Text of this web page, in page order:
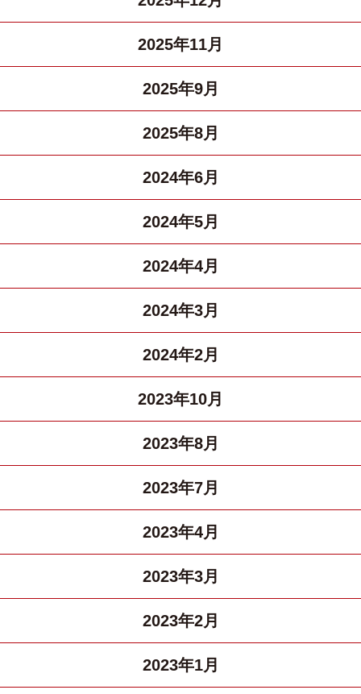
2025年11月
2025年9月
2025年8月
2024年6月
2024年5月
2024年4月
2024年3月
2024年2月
2023年10月
2023年8月
2023年7月
2023年4月
2023年3月
2023年2月
2023年1月